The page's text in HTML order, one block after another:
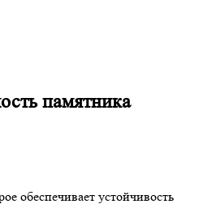
памятника
обеспечивает устойчивость